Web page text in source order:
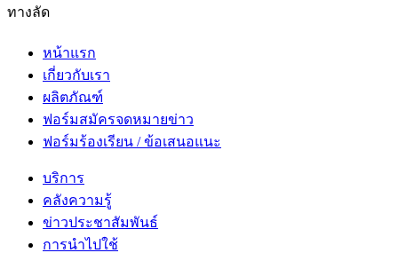
ทางลัด
หน้าแรก
เกี่ยวกับเรา
ผลิตภัณฑ์
ฟอร์มสมัครจดหมายข่าว
ฟอร์มร้องเรียน / ข้อเสนอแนะ
บริการ
คลังความรู้
ข่าวประชาสัมพันธ์
การนำไปใช้